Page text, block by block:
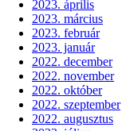
2023. április
2023. március
2023. február
2023. január
2022. december
2022. november
2022. október
2022. szeptember
2022. augusztus